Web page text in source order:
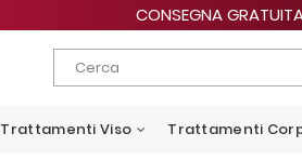
CONSEGNA
Trattamenti Viso Trattamenti